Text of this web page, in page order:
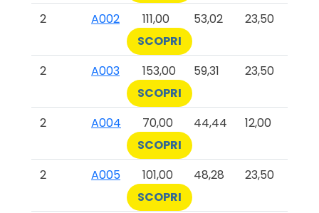
2
A002 111,00 53,02
23,50
SCOPRI
2
A003 153,00 59,31
23,50
SCOPRI
2
A004 70,00 44,44
12,00
SCOPRI
2
A005 101,00 48,28
23,50
SCOPRI